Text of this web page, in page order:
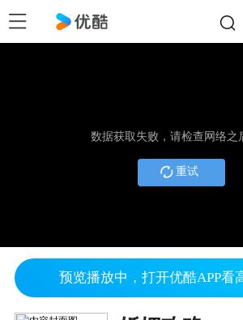
数据获取失败，请检查网络之
重试
预览播放中，打开优酷APP看